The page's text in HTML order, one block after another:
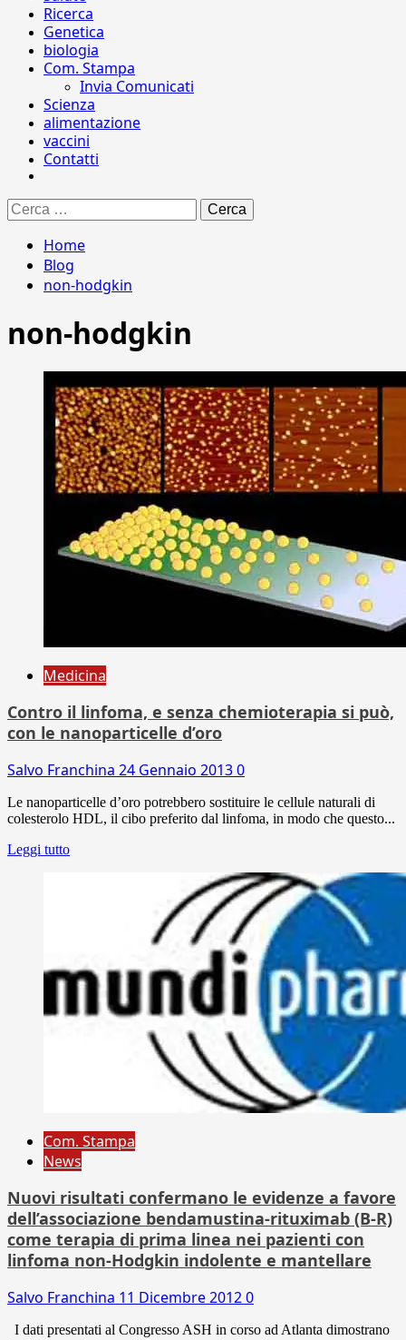
Ricerca
Genetica
biologia
Com. Stampa
Invia Comunicati
Scienza
alimentazione
vaccini
Contatti
Ricerca
per:
Home
Blog
non-hodgkin
non-hodgkin
Medicina
Contro il linfoma, e senza chemioterapia si può,
con le nanoparticelle d’oro
Salvo Franchina 24 Gennaio 20130
Le nanoparticelle d’oro potrebbero sostituire le cellule naturali di
colesterolo HDL, il cibo preferito dal linfoma, in modo che questo...
Leggi tutto
Com. Stampa
News
Nuovi risultati confermano le evidenze a favore
dell’associazione bendamustina-rituximab (B-R)
come terapia di prima linea nei pazienti con
linfoma non-Hodgkin indolente e mantellare
Salvo Franchina 11 Dicembre 20120
I dati presentati al Congresso ASH in corso ad Atlanta dimostrano